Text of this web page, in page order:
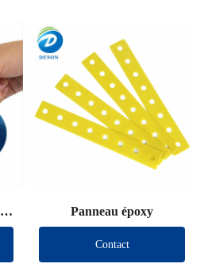
Panneau époxy
Contact